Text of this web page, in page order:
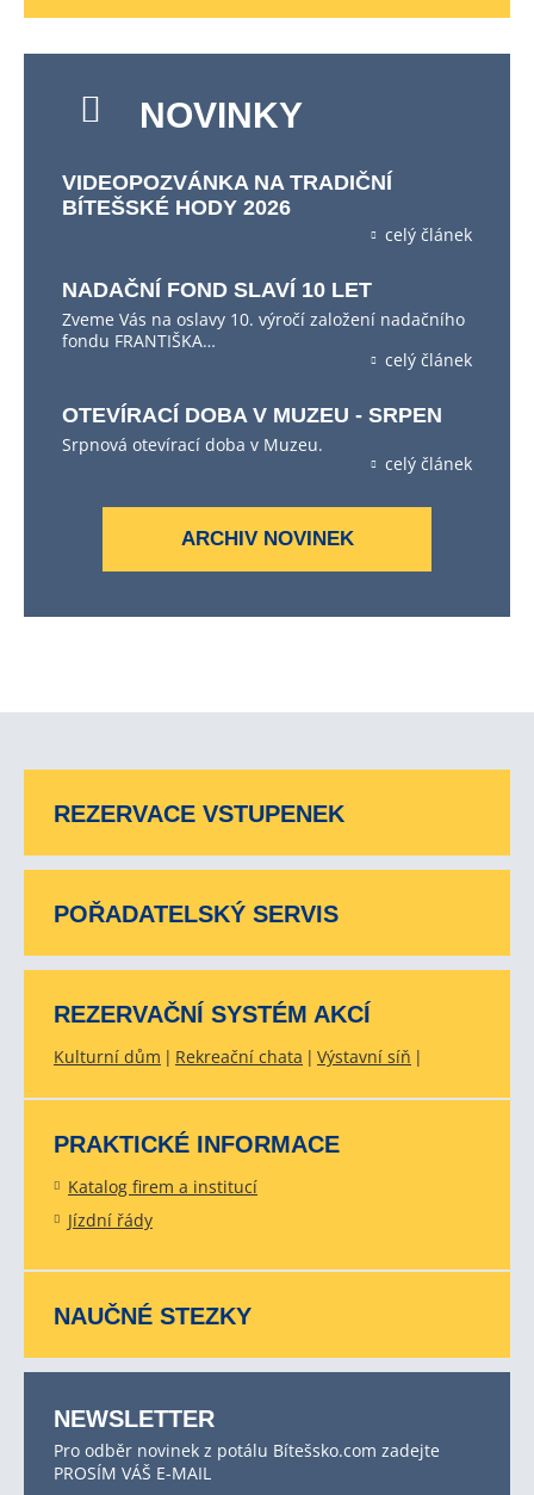
NOVINKY
VIDEOPOZVÁNKA NA TRADIČNÍ
BÍTEŠSKÉ HODY 2026
celý článek
NADAČNÍ FOND SLAVÍ 10 LET
Zveme Vás na oslavy 10. výročí založení nadačního
fondu FRANTIŠKA…
celý článek
OTEVÍRACÍ DOBA V MUZEU - SRPEN
Srpnová otevírací doba v Muzeu.
celý článek
ARCHIV NOVINEK
REZERVACE VSTUPENEK
POŘADATELSKÝ SERVIS
REZERVAČNÍ SYSTÉM AKCÍ
Kulturní dům Rekreační chata Výstavní síň
PRAKTICKÉ INFORMACE
Katalog firem a institucí
Jízdní řády
NAUČNÉ STEZKY
NEWSLETTER
Pro odběr novinek z potálu Bítešsko.com zadejte
PROSÍM VÁŠ E-MAIL